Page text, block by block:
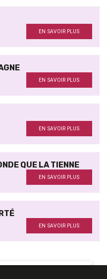
EN SAVOIR PLUS
EN SAVOIR PLUS
EN SAVOIR PLUS
QUE LA TIENNE
EN SAVOIR PLUS
EN SAVOIR PLUS